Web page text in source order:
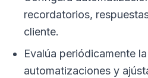
recordatorios,
cliente.
Evalúa periódicamente
automatizaciones y